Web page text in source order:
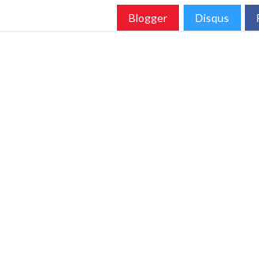
Blogger Disqus